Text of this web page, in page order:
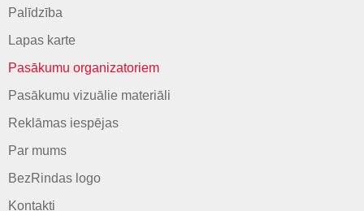
Palīdzība
Lapas karte
Pasākumu organizatoriem
Pasākumu vizuālie materiāli
Reklāmas iespējas
Par mums
BezRindas logo
Kontakti